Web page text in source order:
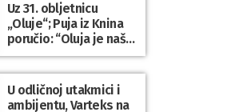
Uz 31. obljetnicu
„Oluje“; Puja iz Knina
poručio: “Oluja je naša
najveća pobjeda,
simbol slobode i
zajedništva!”
U odličnoj utakmici i
ambijentu, Varteks na